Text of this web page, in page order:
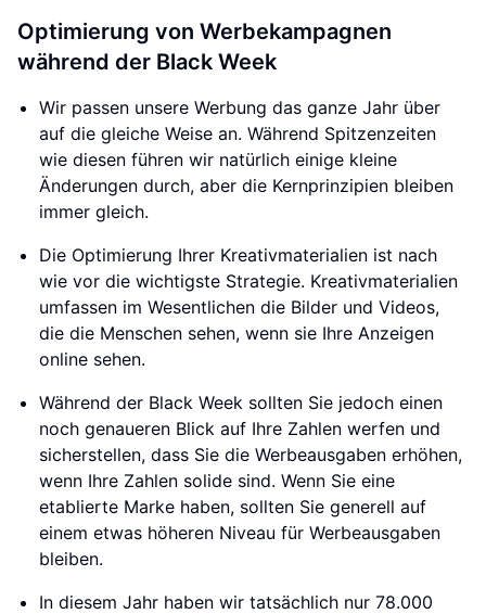
Optimierung von Werbekampagnen
während der Black Week
Wir passen unsere Werbung das ganze Jahr über
auf die gleiche Weise an. Während Spitzenzeiten
wie diesen führen wir natürlich einige kleine
Änderungen durch, aber die Kernprinzipien bleiben
immer gleich.
Die Optimierung Ihrer Kreativmaterialien ist nach
wie vor die wichtigste Strategie. Kreativmaterialien
umfassen im Wesentlichen die Bilder und Videos,
die die Menschen sehen, wenn sie Ihre Anzeigen
online sehen.
Während der Black Week sollten Sie jedoch einen
noch genaueren Blick auf Ihre Zahlen werfen und
sicherstellen, dass Sie die Werbeausgaben erhöhen,
wenn Ihre Zahlen solide sind. Wenn Sie eine
etablierte Marke haben, sollten Sie generell auf
einem etwas höheren Niveau für Werbeausgaben
bleiben.
In diesem Jahr haben wir tatsächlich nur 78.000